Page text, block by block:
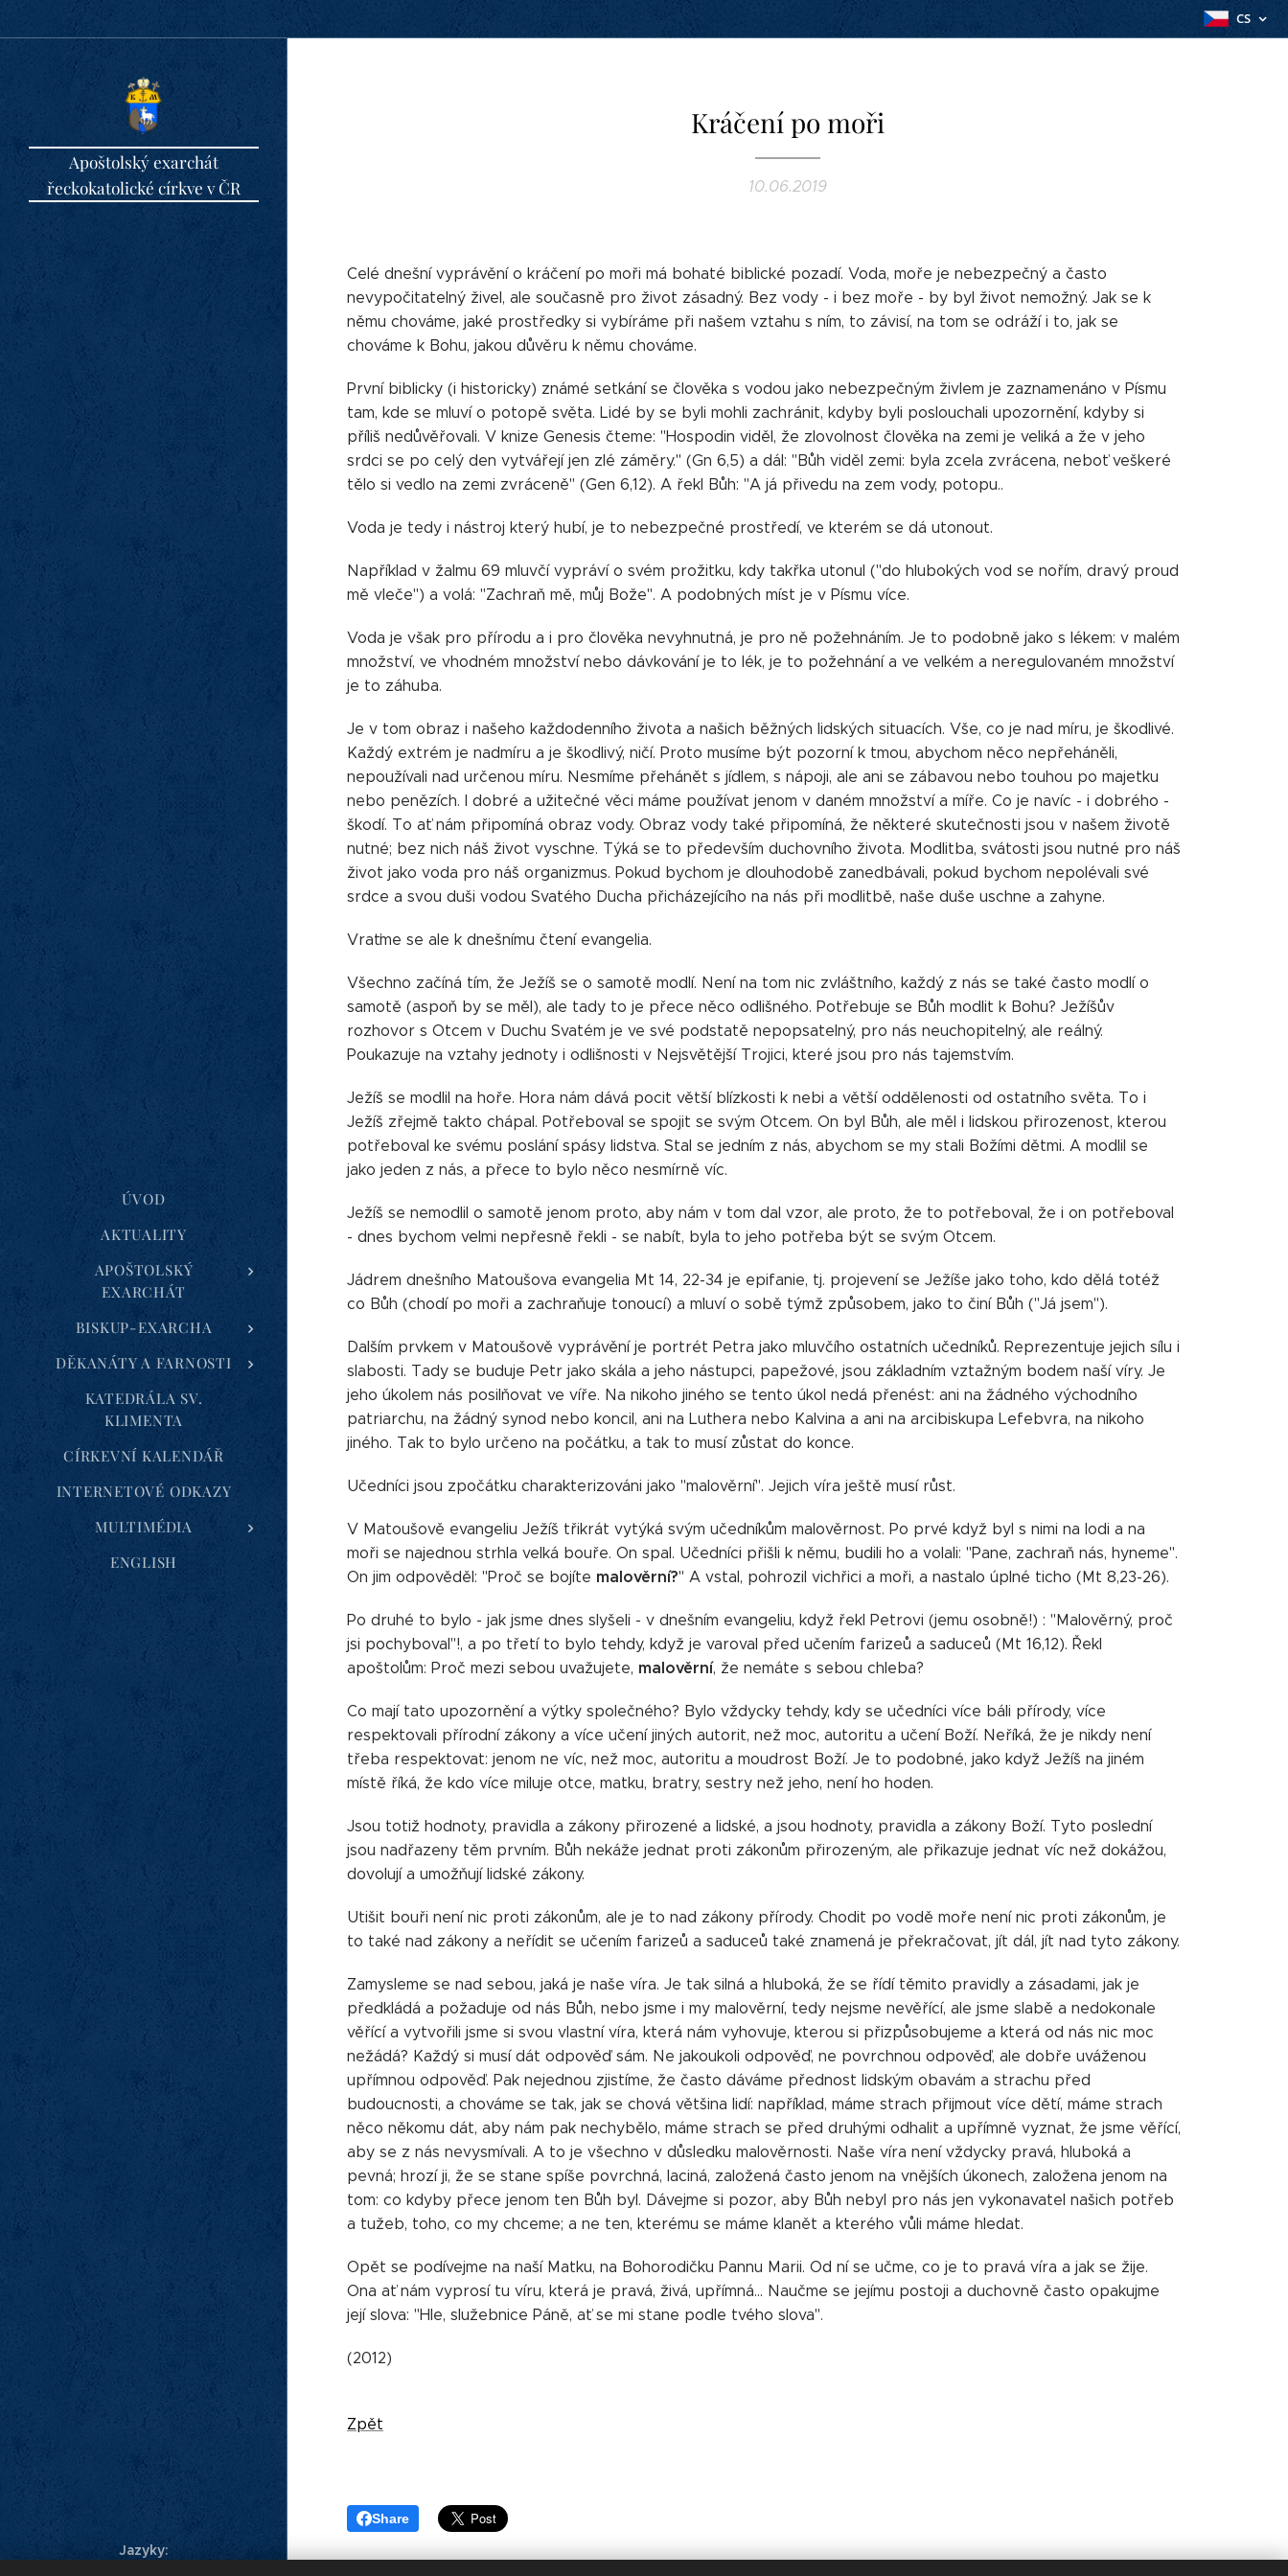
CS
Apoštolský exarchát
řeckokatolické církve v ČR
ÚVOD
AKTUALITY
APOŠTOLSKÝ
EXARCHÁT
BISKUP-EXARCHA
DĚKANÁTY A FARNOSTI
KATEDRÁLA SV.
KLIMENTA
CÍRKEVNÍ KALENDÁŘ
INTERNETOVÉ ODKAZY
MULTIMÉDIA
ENGLISH
Kráčení po moři
10.06.2019
Celé dnešní vyprávění o kráčení po moři má bohaté biblické pozadí. Voda, moře je nebezpečný a často
nevypočitatelný živel, ale současně pro život zásadný. Bez vody - i bez moře - by byl život nemožný. Jak se k
němu chováme, jaké prostředky si vybíráme při našem vztahu s ním, to závisí, na tom se odráží i to, jak se
chováme k Bohu, jakou důvěru k němu chováme.
První biblicky (i historicky) známé setkání se člověka s vodou jako nebezpečným živlem je zaznamenáno v Písmu
tam, kde se mluví o potopě světa. Lidé by se byli mohli zachránit, kdyby byli poslouchali upozornění, kdyby si
příliš nedůvěřovali. V knize Genesis čteme: "Hospodin viděl, že zlovolnost člověka na zemi je veliká a že v jeho
srdci se po celý den vytvářejí jen zlé záměry." (Gn 6,5) a dál: "Bůh viděl zemi: byla zcela zvrácena, neboť veškeré
tělo si vedlo na zemi zvráceně" (Gen 6,12). A řekl Bůh: "A já přivedu na zem vody, potopu..
Voda je tedy i nástroj který hubí, je to nebezpečné prostředí, ve kterém se dá utonout.
Například v žalmu 69 mluvčí vypráví o svém prožitku, kdy takřka utonul ("do hlubokých vod se nořím, dravý proud
mě vleče") a volá: "Zachraň mě, můj Bože". A podobných míst je v Písmu více.
Voda je však pro přírodu a i pro člověka nevyhnutná, je pro ně požehnáním. Je to podobně jako s lékem: v malém
množství, ve vhodném množství nebo dávkování je to lék, je to požehnání a ve velkém a neregulovaném množství
je to záhuba.
Je v tom obraz i našeho každodenního života a našich běžných lidských situacích. Vše, co je nad míru, je škodlivé.
Každý extrém je nadmíru a je škodlivý, ničí. Proto musíme být pozorní k tmou, abychom něco nepřeháněli,
nepoužívali nad určenou míru. Nesmíme přehánět s jídlem, s nápoji, ale ani se zábavou nebo touhou po majetku
nebo penězích. I dobré a užitečné věci máme používat jenom v daném množství a míře. Co je navíc - i dobrého -
škodí. To ať nám připomíná obraz vody. Obraz vody také připomíná, že některé skutečnosti jsou v našem životě
nutné; bez nich náš život vyschne. Týká se to především duchovního života. Modlitba, svátosti jsou nutné pro náš
život jako voda pro náš organizmus. Pokud bychom je dlouhodobě zanedbávali, pokud bychom nepolévali své
srdce a svou duši vodou Svatého Ducha přicházejícího na nás při modlitbě, naše duše uschne a zahyne.
Vraťme se ale k dnešnímu čtení evangelia.
Všechno začíná tím, že Ježíš se o samotě modlí. Není na tom nic zvláštního, každý z nás se také často modlí o
samotě (aspoň by se měl), ale tady to je přece něco odlišného. Potřebuje se Bůh modlit k Bohu? Ježíšův
rozhovor s Otcem v Duchu Svatém je ve své podstatě nepopsatelný, pro nás neuchopitelný, ale reálný.
Poukazuje na vztahy jednoty i odlišnosti v Nejsvětější Trojici, které jsou pro nás tajemstvím.
Ježíš se modlil na hoře. Hora nám dává pocit větší blízkosti k nebi a větší oddělenosti od ostatního světa. To i
Ježíš zřejmě takto chápal. Potřeboval se spojit se svým Otcem. On byl Bůh, ale měl i lidskou přirozenost, kterou
potřeboval ke svému poslání spásy lidstva. Stal se jedním z nás, abychom se my stali Božími dětmi. A modlil se
jako jeden z nás, a přece to bylo něco nesmírně víc.
Ježíš se nemodlil o samotě jenom proto, aby nám v tom dal vzor, ale proto, že to potřeboval, že i on potřeboval
- dnes bychom velmi nepřesně řekli - se nabít, byla to jeho potřeba být se svým Otcem.
Jádrem dnešního Matoušova evangelia Mt 14, 22-34 je epifanie, tj. projevení se Ježíše jako toho, kdo dělá totéž
co Bůh (chodí po moři a zachraňuje tonoucí) a mluví o sobě týmž způsobem, jako to činí Bůh ("Já jsem").
Dalším prvkem v Matoušově vyprávění je portrét Petra jako mluvčího ostatních učedníků. Reprezentuje jejich sílu i
slabosti. Tady se buduje Petr jako skála a jeho nástupci, papežové, jsou základním vztažným bodem naší víry. Je
jeho úkolem nás posilňovat ve víře. Na nikoho jiného se tento úkol nedá přenést: ani na žádného východního
patriarchu, na žádný synod nebo koncil, ani na Luthera nebo Kalvina a ani na arcibiskupa Lefebvra, na nikoho
jiného. Tak to bylo určeno na počátku, a tak to musí zůstat do konce.
Učedníci jsou zpočátku charakterizováni jako "malověrní". Jejich víra ještě musí růst.
V Matoušově evangeliu Ježíš třikrát vytýká svým učedníkům malověrnost. Po prvé když byl s nimi na lodi a na
moři se najednou strhla velká bouře. On spal. Učedníci přišli k němu, budili ho a volali: "Pane, zachraň nás, hyneme".
On jim odpověděl: "Proč se bojíte malověrní?" A vstal, pohrozil vichřici a moři, a nastalo úplné ticho (Mt 8,23-26).
Po druhé to bylo - jak jsme dnes slyšeli - v dnešním evangeliu, když řekl Petrovi (jemu osobně!) : "Malověrný, proč
jsi pochyboval"!, a po třetí to bylo tehdy, když je varoval před učením farizeů a saduceů (Mt 16,12). Řekl
apoštolům: Proč mezi sebou uvažujete, malověrní, že nemáte s sebou chleba?
Co mají tato upozornění a výtky společného? Bylo vždycky tehdy, kdy se učedníci více báli přírody, více
respektovali přírodní zákony a více učení jiných autorit, než moc, autoritu a učení Boží. Neříká, že je nikdy není
třeba respektovat: jenom ne víc, než moc, autoritu a moudrost Boží. Je to podobné, jako když Ježíš na jiném
místě říká, že kdo více miluje otce, matku, bratry, sestry než jeho, není ho hoden.
Jsou totiž hodnoty, pravidla a zákony přirozené a lidské, a jsou hodnoty, pravidla a zákony Boží. Tyto poslední
jsou nadřazeny těm prvním. Bůh nekáže jednat proti zákonům přirozeným, ale přikazuje jednat víc než dokážou,
dovolují a umožňují lidské zákony.
Utišit bouři není nic proti zákonům, ale je to nad zákony přírody. Chodit po vodě moře není nic proti zákonům, je
to také nad zákony a neřídit se učením farizeů a saduceů také znamená je překračovat, jít dál, jít nad tyto zákony.
Zamysleme se nad sebou, jaká je naše víra. Je tak silná a hluboká, že se řídí těmito pravidly a zásadami, jak je
předkládá a požaduje od nás Bůh, nebo jsme i my malověrní, tedy nejsme nevěřící, ale jsme slabě a nedokonale
věřící a vytvořili jsme si svou vlastní víra, která nám vyhovuje, kterou si přizpůsobujeme a která od nás nic moc
nežádá? Každý si musí dát odpověď sám. Ne jakoukoli odpověď, ne povrchnou odpověď, ale dobře uváženou
upřímnou odpověď. Pak nejednou zjistíme, že často dáváme přednost lidským obavám a strachu před
budoucnosti, a chováme se tak, jak se chová většina lidí: například, máme strach přijmout více dětí, máme strach
něco někomu dát, aby nám pak nechybělo, máme strach se před druhými odhalit a upřímně vyznat, že jsme věřící,
aby se z nás nevysmívali. A to je všechno v důsledku malověrnosti. Naše víra není vždycky pravá, hluboká a
pevná; hrozí ji, že se stane spíše povrchná, laciná, založená často jenom na vnějších úkonech, založena jenom na
tom: co kdyby přece jenom ten Bůh byl. Dávejme si pozor, aby Bůh nebyl pro nás jen vykonavatel našich potřeb
a tužeb, toho, co my chceme; a ne ten, kterému se máme klanět a kterého vůli máme hledat.
Opět se podívejme na naší Matku, na Bohorodičku Pannu Marii. Od ní se učme, co je to pravá víra a jak se žije.
Ona ať nám vyprosí tu víru, která je pravá, živá, upřímná... Naučme se jejímu postoji a duchovně často opakujme
její slova: "Hle, služebnice Páně, ať se mi stane podle tvého slova".
(2012)
Zpět
Share
Jazyky